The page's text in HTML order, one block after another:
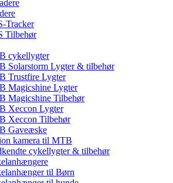
Tracker
Tilbehør
cykellygter
Solarstorm Lygter & tilbehør
Trustfire Lygter
Magicshine Lygter
Magicshine Tilbehør
Xeccon Lygter
Xeccon Tilbehør
Gaveæske
kamera til MTB
cykellygter & tilbehør
til Børn